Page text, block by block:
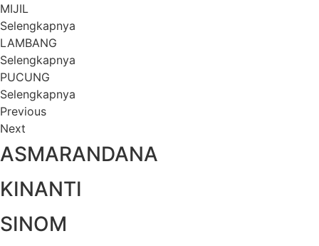
MIJIL
Selengkapnya
LAMBANG
Selengkapnya
PUCUNG
Selengkapnya
Previous
Next
ASMARANDANA
KINANTI
SINOM